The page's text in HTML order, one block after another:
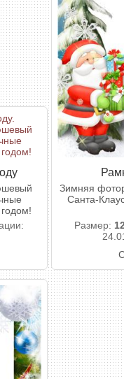
Зимняя
Санта-
Размер: